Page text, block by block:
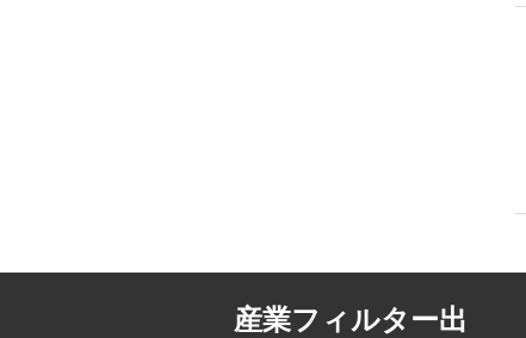
産業フィルター出